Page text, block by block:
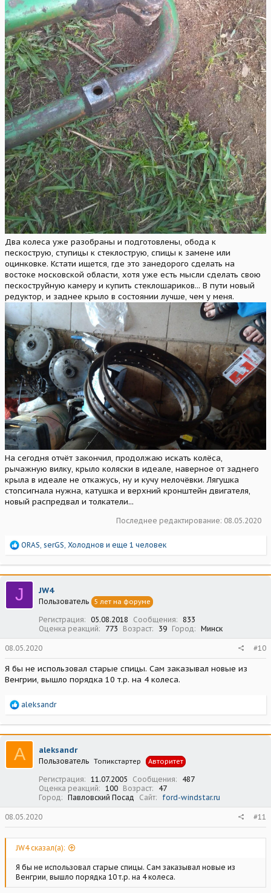
Два колеса уже разобраны и подготовлены, обода к
пескострую, ступицы к стеклострую, спицы к замене или
оцинковке. Кстати ищется, где это занедорого сделать на
востоке московской области, хотя уже есть мысли сделать свою
пескоструйную камеру и купить стеклошариков... В пути новый
редуктор, и заднее крыло в состоянии лучше, чем у меня.
На сегодня отчёт закончил, продолжаю искать колёса,
рычажную вилку, крыло коляски в идеале, наверное от заднего
крыла в идеале не откажусь, ну и кучу мелочёвки. Лягушка
стопсигнала нужна, катушка и верхний кронштейн двигателя,
новый распредвал и толкатели...
Последнее редактирование: 08.05.2020
Р
а
к
ц
и
и
ORAS serGS Холоднов и еще 1 человек
J JW4
Пользователь 5 лет на форуме
Регистрация 05.08.2018 Сообщения
833
Оценка реакций
773 Возраст 39 Город Минск
08.05.2020 #10
Я бы не использовал старые спицы. Сам заказывал новые из
Венгрии, вышло порядка 10 т.р. на 4 колеса.
Р
а
к
ц
и
и
aleksandr
A aleksandr
Пользователь Топикстартер Авторитет
Регистрация 11.07.2005 Сообщения
487
Оценка реакций
100 Возраст
47
Город
Павловский Посад Сайт ford-windstar.ru
08.05.2020 #11
JW4 сказал(а):
Я бы не использовал старые спицы. Сам заказывал новые из
Венгрии, вышло порядка 10 т.р. на 4 колеса.